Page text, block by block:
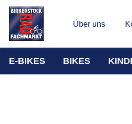
Über uns
E-BIKES BIKES